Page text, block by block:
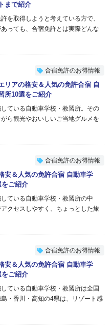
まで紹介
を取得しようと考えている方で、
っても、合宿免許とは実際どんな
リアの格安＆人気の免許合宿 自
所10選をご紹介
ている自動車学校・教習所。その
ら観光やおいしいご当地グルメを
合宿免許のお得情報
安＆人気の免許合宿 自動車学
ご紹介
ている自動車学校・教習所の中
クセスしやすく、ちょっとした旅
合宿免許のお得情報
安＆人気の免許合宿 自動車学
ご紹介
ている自動車学校・教習所は全国
・香川・高知の4県は、リゾート感
合宿免許のお得情報